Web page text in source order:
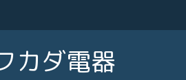
カダ電器